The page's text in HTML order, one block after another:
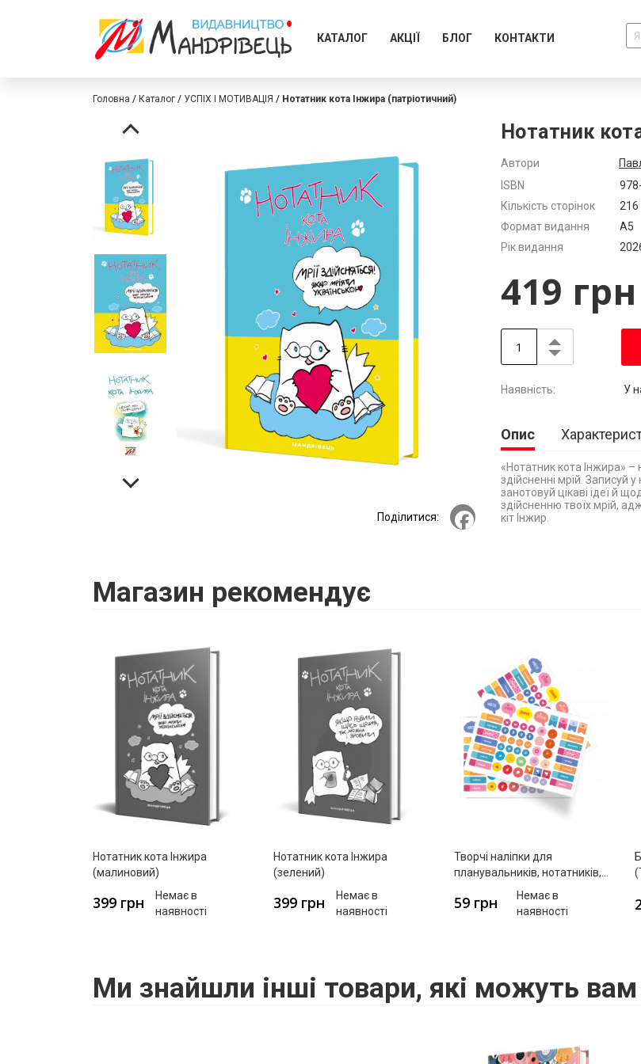
КАТАЛОГ АКЦІЇ БЛОГ КОНТАКТИ
Головна Каталог УСПІХ І МОТИВАЦІЯ Нотатник кота Інжира (патріотичний)
Нотатник
Автори
Додатково
ISBN
Кількість сторінок
216
Формат видання
А5
Рік видання
419 грн
У
Опис
«Нотатник кота Інжира» –
здійсненні мрій. Записуй
занотовуй цікаві ідеї й
здійсненню твоїх мрій,
кіт Інжир.
Перейти
кінця
галереї
зображень
Перейти
початку
галереї
зображень
Поділитися: Facebook
Магазин рекомендує
Нотатник кота Інжира
(малиновий)
399 грн
Немає в
наявності
Нотатник кота Iнжира
(зелений)
399 грн
Немає в
наявності
Творчі наліпки для
планувальників, нотатників,
59 грн
Немає в
наявності
Ми знайшли інші товари, які можуть